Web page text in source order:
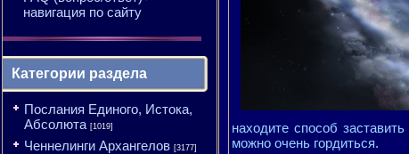
навигация по сайту
Категории раздела
Послания Единого, Истока,
Абсолюта [1019]
Ченнелинги Архангелов [3177]
находите способ
можно очень гордиться.